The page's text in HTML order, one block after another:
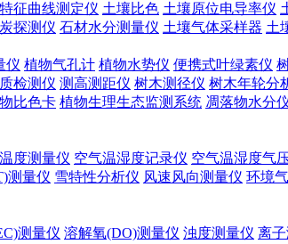
征曲线测定仪 土壤比色 土壤原位电导率仪
探测仪 石材水分测量仪 土壤气体采样器 土
仪 植物气孔计 植物水势仪 便携式叶绿素仪
检测仪 测高测距仪 树木测径仪 树木年轮分
比色卡 植物生理生态监测系统 凋落物水分
温度测量仪 空气温湿度记录仪 空气温湿度气
测量仪 雪特性分析仪 风速风向测量仪 环境
测量仪 溶解氧(DO)测量仪 浊度测量仪 离